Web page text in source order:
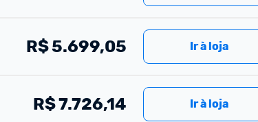
R$5.699,05 Ir à loja
R$7.726,14 Ir à loja